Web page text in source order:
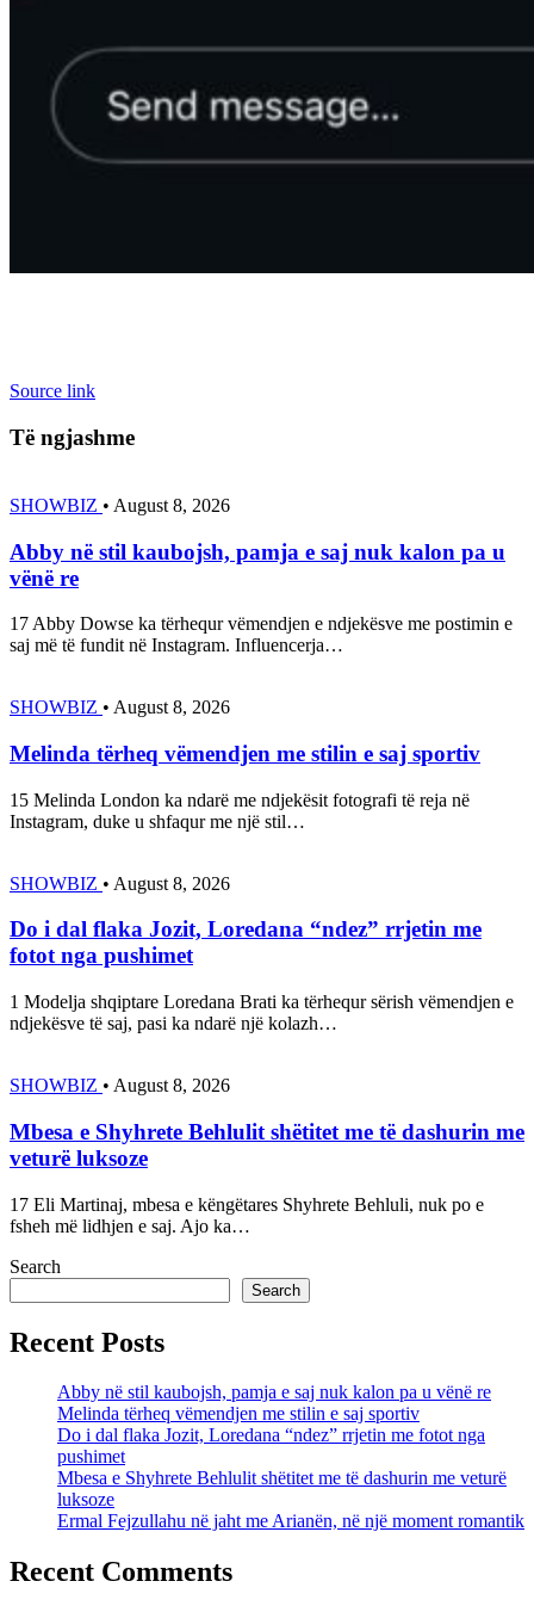
Source link
Të ngjashme
SHOWBIZ • August 8, 2026
Abby në stil kaubojsh, pamja e saj nuk kalon pa u
vënë re
17 Abby Dowse ka tërhequr vëmendjen e ndjekësve me postimin e
saj më të fundit në Instagram. Influencerja…
SHOWBIZ • August 8, 2026
Melinda tërheq vëmendjen me stilin e saj sportiv
15 Melinda London ka ndarë me ndjekësit fotografi të reja në
Instagram, duke u shfaqur me një stil…
SHOWBIZ • August 8, 2026
Do i dal flaka Jozit, Loredana “ndez” rrjetin me
fotot nga pushimet
1 Modelja shqiptare Loredana Brati ka tërhequr sërish vëmendjen e
ndjekësve të saj, pasi ka ndarë një kolazh…
SHOWBIZ • August 8, 2026
Mbesa e Shyhrete Behlulit shëtitet me të dashurin me
veturë luksoze
17 Eli Martinaj, mbesa e këngëtares Shyhrete Behluli, nuk po e
fsheh më lidhjen e saj. Ajo ka…
Search
Search
Recent Posts
Abby në stil kaubojsh, pamja e saj nuk kalon pa u vënë re
Melinda tërheq vëmendjen me stilin e saj sportiv
Do i dal flaka Jozit, Loredana “ndez” rrjetin me fotot nga
pushimet
Mbesa e Shyhrete Behlulit shëtitet me të dashurin me veturë
luksoze
Ermal Fejzullahu në jaht me Arianën, në një moment romantik
Recent Comments